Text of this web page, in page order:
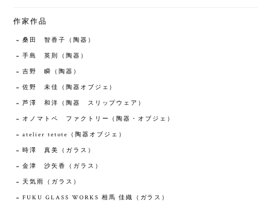
作家作品
桑田 智香子（陶器）
手島 英則（陶器）
吉野 瞬（陶器）
佐野 未佳（陶器オブジェ）
芦澤 和洋（陶器 スリップウェア）
オノマトペ ファクトリー（陶器・オブジェ）
atelier tetote（陶器オブジェ）
時澤 真美（ガラス）
金津 沙矢香（ガラス）
天気雨（ガラス）
FUKU GLASS WORKS 相馬 佳織（ガラス）